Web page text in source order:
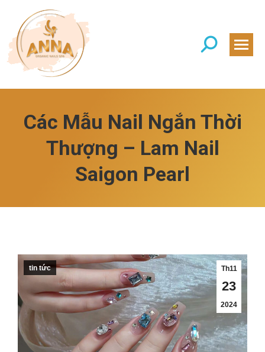
Search:
Các Mẫu Nail Ngắn Thời
Thượng – Lam Nail
Saigon Pearl
Th11
23
2024
tin tức